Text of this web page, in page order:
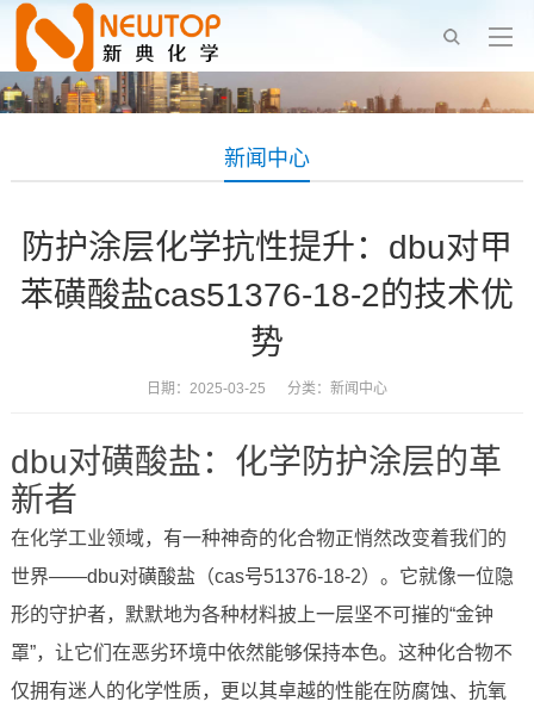
新闻中心
防护涂层化学抗性提升：dbu对甲
苯磺酸盐cas51376-18-2的技术优
势
日期：2025-03-25 分类： 新闻中心
dbu对磺酸盐：化学防护涂层的革
新者
在化学工业领域，有一种神奇的化合物正悄然改变着我们的
世界——dbu对磺酸盐（cas号51376-18-2）。它就像一位隐
形的守护者，默默地为各种材料披上一层坚不可摧的“金钟
罩”，让它们在恶劣环境中依然能够保持本色。这种化合物不
仅拥有迷人的化学性质，更以其卓越的性能在防腐蚀、抗氧